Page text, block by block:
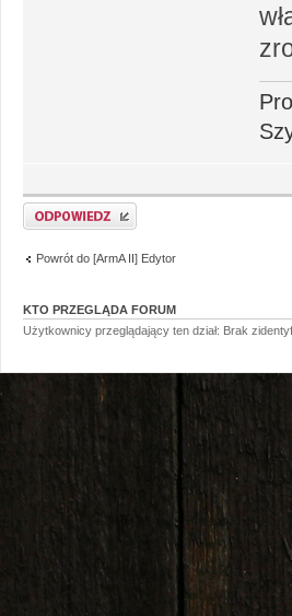
Odpowiedz
Powrót do [ArmA II] Edytor
KTO PRZEGLĄDA FORUM
Użytkownicy przeglądający ten dział: Brak